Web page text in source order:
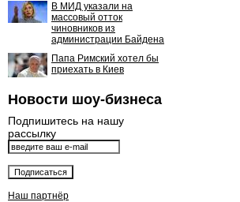
В МИД указали на
массовый отток
чиновников из
администрации Байдена
Папа Римский хотел бы
приехать в Киев
Новости шоу-бизнеса
Подпишитесь на нашу
рассылку
Наш партнёр